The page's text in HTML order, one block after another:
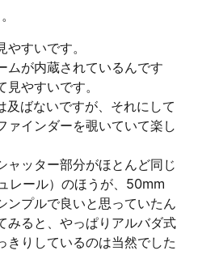
すいです。
ムが内蔵されているんです
やすいです。
及ばないですが、それにして
ァインダーを覗いていて楽し
ャッター部分がほとんど同じ
レール）のほうが、50mm
ンプルで良いと思っていたん
みると、やっぱりアルバダ式
きりしているのは当然でした